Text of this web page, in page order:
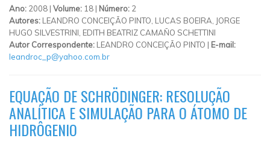
Ano: 2008 | Volume: 18 | Número: 2
Autores: LEANDRO CONCEIÇÃO PINTO, LUCAS BOEIRA, JORGE
HUGO SILVESTRINI, EDITH BEATRIZ CAMAÑO SCHETTINI
Autor Correspondente: LEANDRO CONCEIÇÃO PINTO | E-mail:
leandroc_p@yahoo.com.br
EQUAÇÃO DE SCHRÖDINGER: RESOLUÇÃO
ANALÍTICA E SIMULAÇÃO PARA O ÁTOMO DE
HIDRÔGENIO